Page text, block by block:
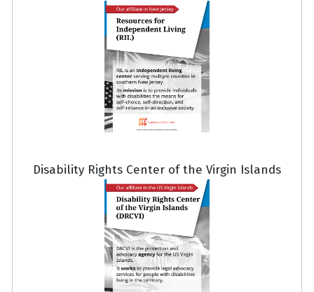
Disability Rights Center of the Virgin Islands